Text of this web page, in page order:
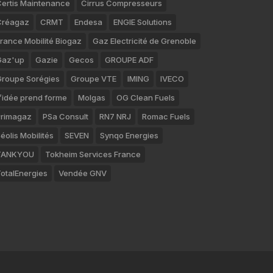
Maintenance
Cirrus Compresseurs
CRMT Endesa
ENGIE Solutions
Mobilité Biogaz
Gaz Electricité de Grenoble
Gazie Gecos
GROUPE ADF
Sorégies
Groupe VTE IMING
IVECO
prend forme
Molgas
OG Clean Fuels
PSa Consult RN7 NRJ
Romac Fuels
Mobilités
SEVEN
Synqo Energies
Tokheim Services France
Vendée GNV